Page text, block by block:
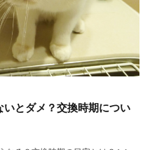
とダメ？交換時期につい